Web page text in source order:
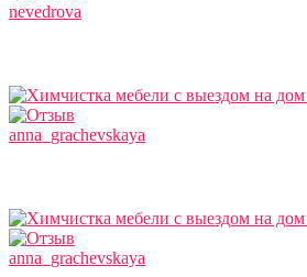
nevedrova
anna_grachevskaya
anna_grachevskaya